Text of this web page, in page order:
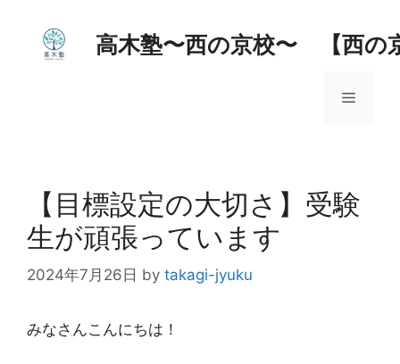
高木塾〜西の京校〜 【西の
メ
ュ
【目標設定の大切さ】受験
生が頑張っています
2024年7月26日 by takagi-jyuku
みなさんこんにちは！